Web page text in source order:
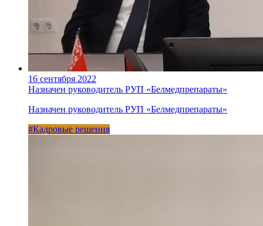
16 сентября 2022
Назначен руководитель РУП «Белмедпрепараты»
Назначен руководитель РУП «Белмедпрепараты»
#Кадровые решения